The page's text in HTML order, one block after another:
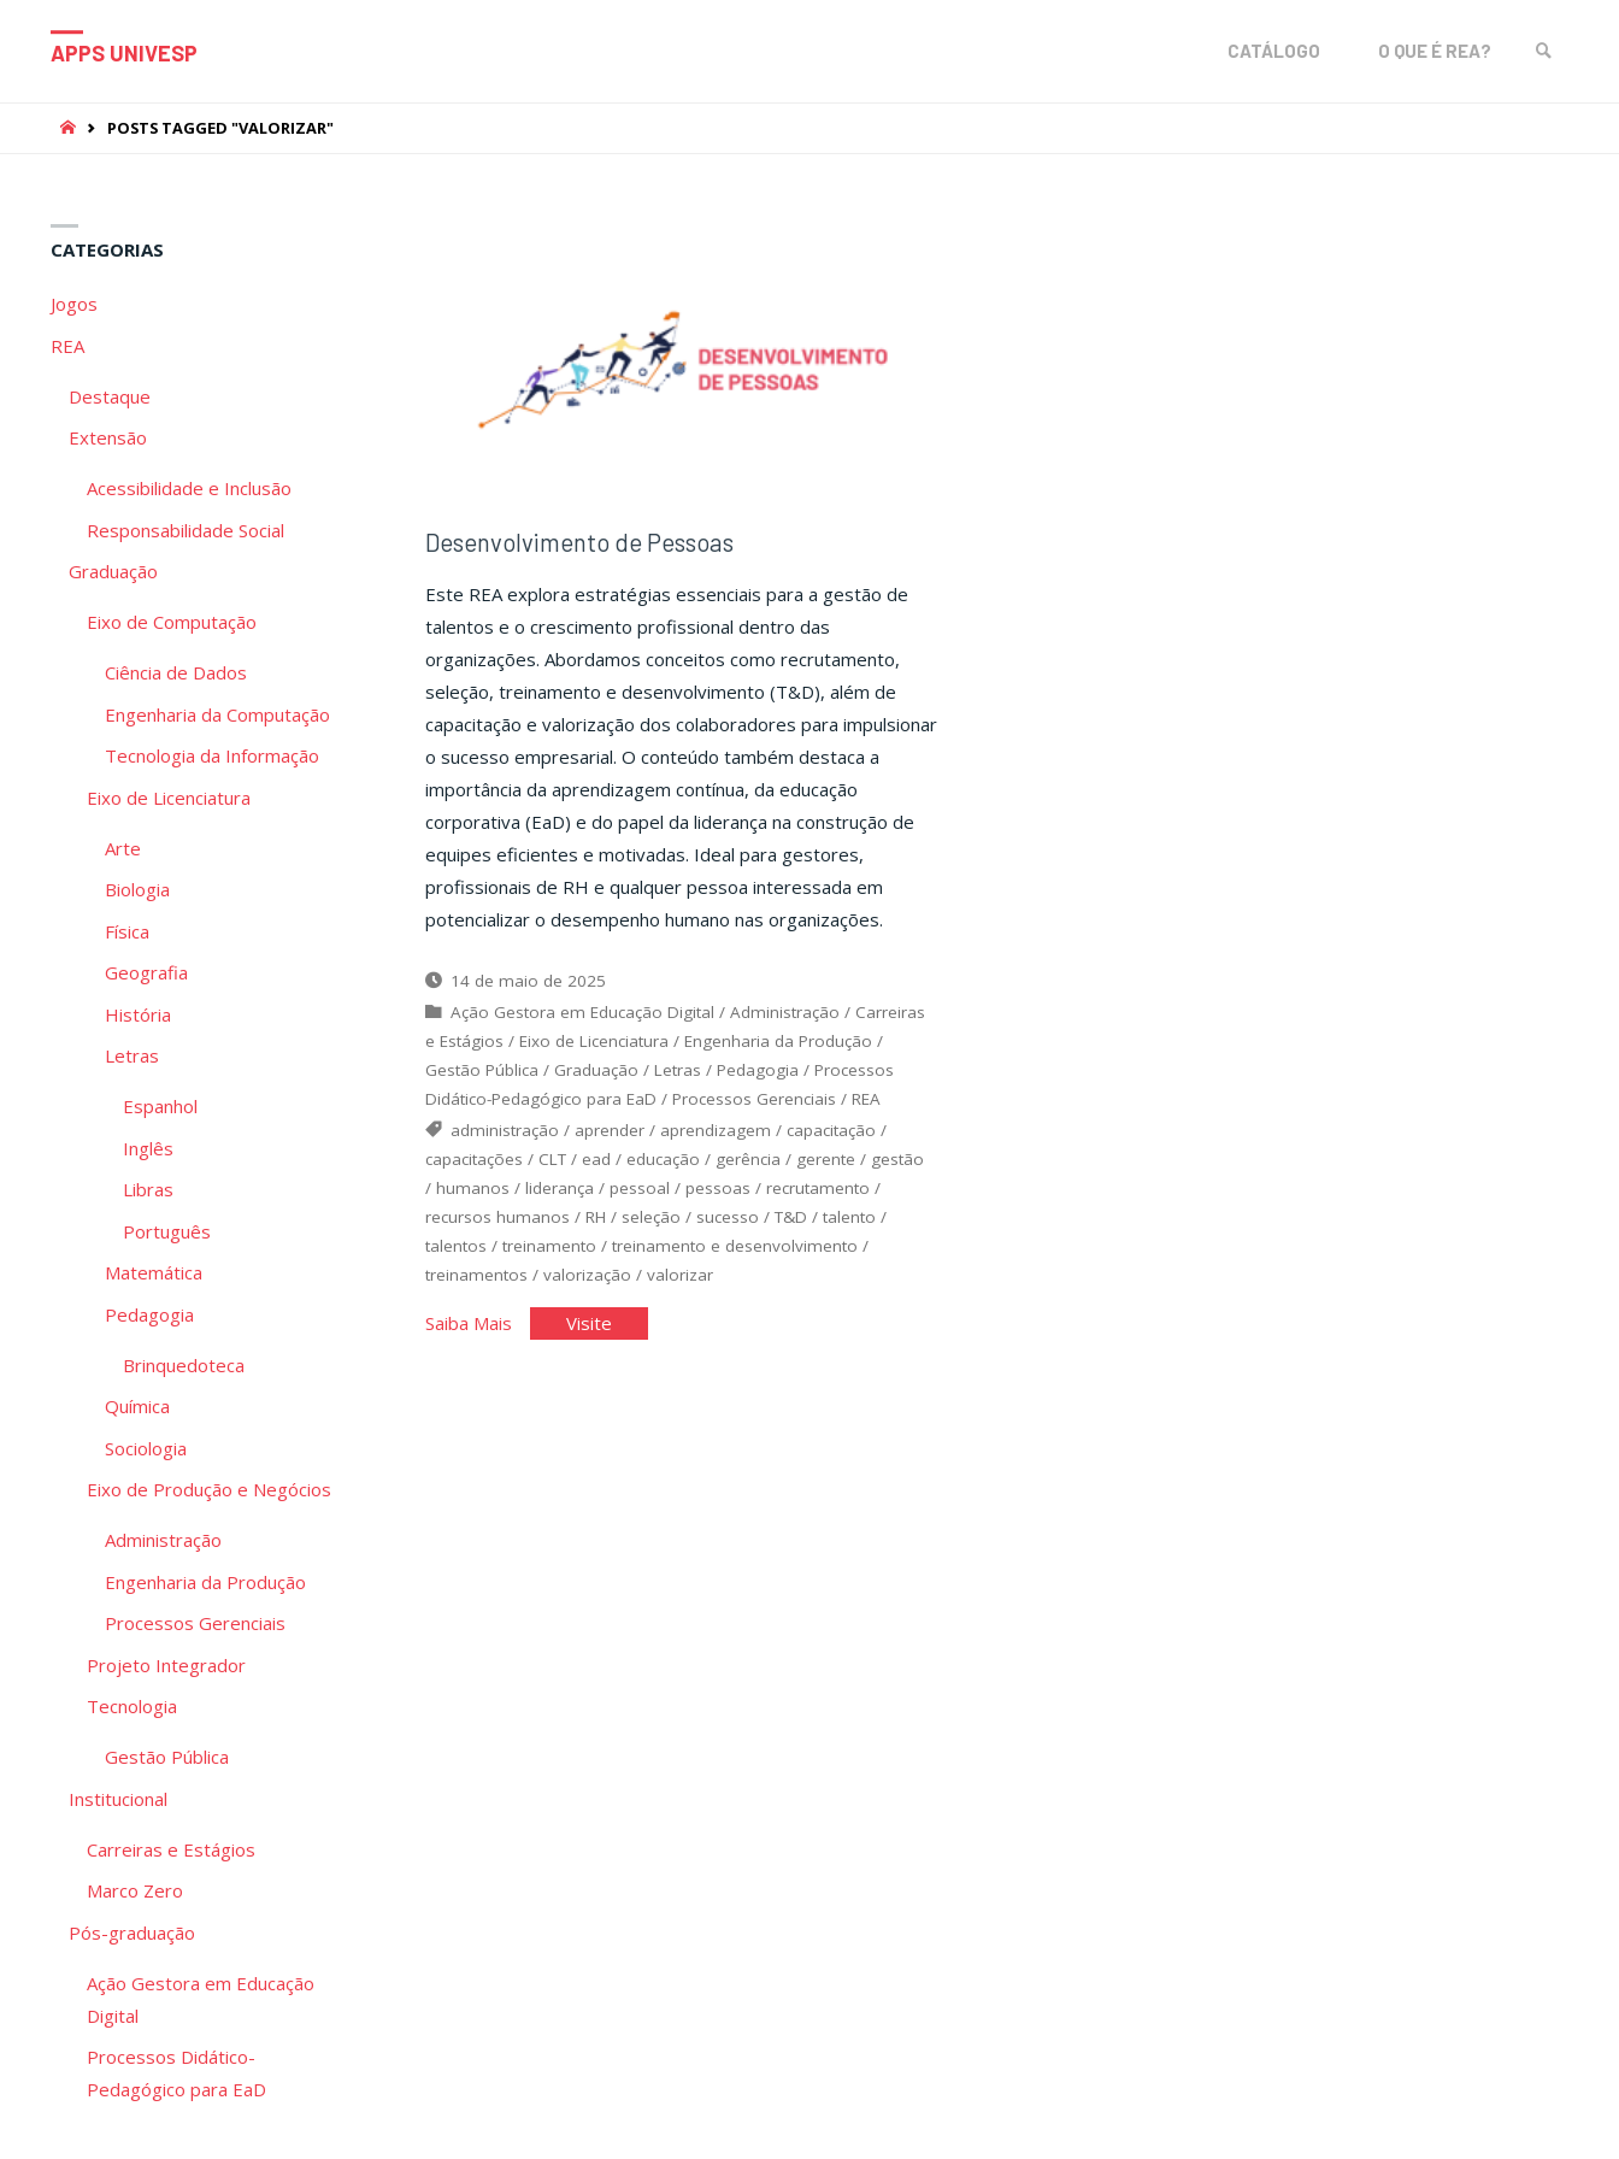
APPS UNIVESP CATÁLOGO O QUE É REA?
HOMEPOSTS TAGGED "VALORIZAR"
Desenvolvimento de Pessoas
Este REA explora estratégias essenciais para a gestão de
talentos e o crescimento profissional dentro das
organizações. Abordamos conceitos como recrutamento,
seleção, treinamento e desenvolvimento (T&D), além de
capacitação e valorização dos colaboradores para impulsionar
o sucesso empresarial. O conteúdo também destaca a
importância da aprendizagem contínua, da educação
corporativa (EaD) e do papel da liderança na construção de
equipes eficientes e motivadas. Ideal para gestores,
profissionais de RH e qualquer pessoa interessada em
potencializar o desempenho humano nas organizações.
14 de maio de 2025
Ação Gestora em Educação Digital /Administração / Carreiras
e Estágios / Eixo de Licenciatura / Engenharia da Produção /
Gestão Pública / Graduação / Letras / Pedagogia / Processos
Didático-Pedagógico para EaD / Processos Gerenciais / REA
administração / aprender / aprendizagem / capacitação /
capacitações / CLT/ ead / educação / gerência / gerente / gestão
/ humanos / liderança / pessoal / pessoas / recrutamento /
recursos humanos / RH / seleção / sucesso /T&D / talento /
talentos / treinamento / treinamento e desenvolvimento /
treinamentos / valorização / valorizar
Saiba Mais"Desenvolvimento
Visite"Desenvolvimento
CATEGORIAS
Jogos
REA
Destaque
Extensão
Acessibilidade e Inclusão
Responsabilidade Social
Graduação
Eixo de Computação
Ciência de Dados
Engenharia da Computação
Tecnologia da Informação
Eixo de Licenciatura
Arte
Biologia
Física
Geografia
História
Letras
Espanhol
Inglês
Libras
Português
Matemática
Pedagogia
Brinquedoteca
Química
Sociologia
Eixo de Produção e Negócios
Administração
Engenharia da Produção
Processos Gerenciais
Projeto Integrador
Tecnologia
Gestão Pública
Institucional
Carreiras e Estágios
Marco Zero
Pós-graduação
Ação Gestora em Educação
Digital
Processos Didático-
Pedagógico para EaD